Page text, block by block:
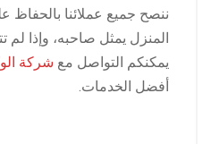
ننصح جميع عملائنا بالحفاظ
المنزل يمثل صاحبه، وإذا
يمكنكم التواصل مع شركة
أفضل الخدمات.